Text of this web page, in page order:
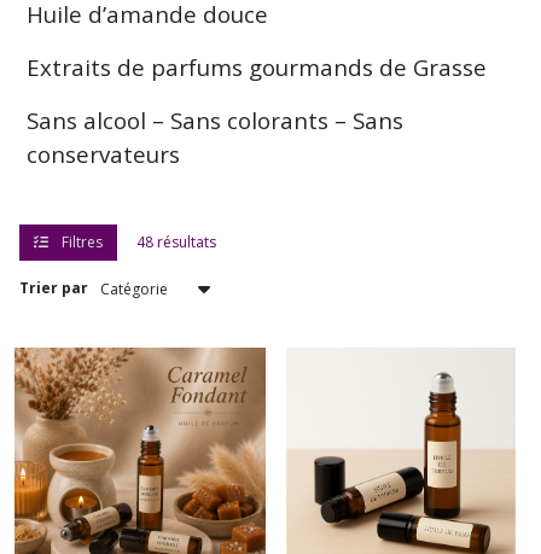
Huile d’amande douce
Extraits de parfums gourmands de Grasse
Sans alcool – Sans colorants – Sans
conservateurs
Filtres 48 résultats
Trier par